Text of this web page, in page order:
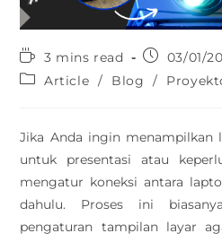
3 mins read
03/01/
Article / Blog /
Jika Anda ingin menampilkan
untuk presentasi atau
mengatur koneksi antara
dahulu. Proses ini
pengaturan tampilan layar